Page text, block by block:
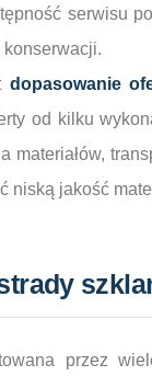
serwisu
dopasowanie
od kilku
materiałów,
niską jakość
przez